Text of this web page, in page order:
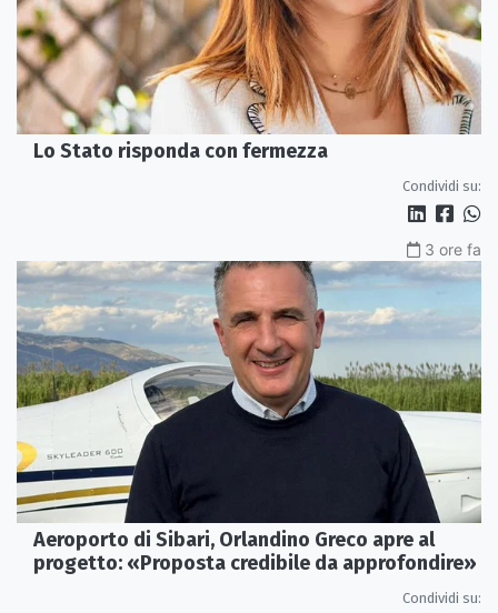
Lo Stato risponda con fermezza
Condividi su:
3 ore fa
Aeroporto di Sibari, Orlandino Greco apre al
progetto: «Proposta credibile da approfondire»
Condividi su: